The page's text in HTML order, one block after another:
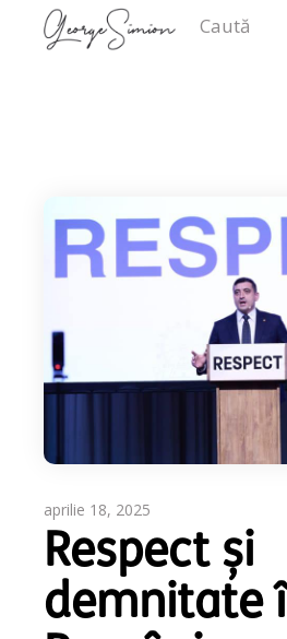
aprilie 18, 2025
Respect și
demnitate